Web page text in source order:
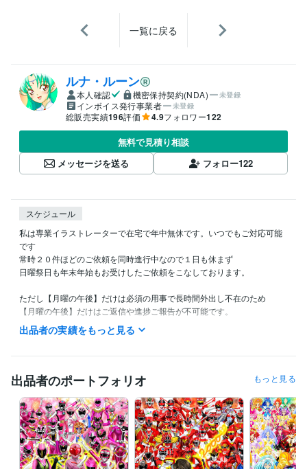
一覧に戻る
ルナ・ルーン
本人確認 機密保持契約(NDA) 未登録
インボイス発行事業者 未登録
総販売実績196評価 4.9フォロワー122
無料で見積り相談
メッセージを送る
フォロー122
スケジュール
私は専業イラストレーターで在宅で年中無休です。いつでもご対応可能
です
常時２０件ほどのご依頼を同時進行中なので１日も休まず
日曜祭日も年末年始もお受けしたご依頼をこなしております。
ただし【月曜の午後】だけは必須の用事で長時間外出し不在のため
【月曜の午後】だけはご返信や進捗ご報告が不可能です。
また私の生活は体調によって夜型だったり昼型だったり変化し不規則で
ご理解いただけますと幸いです。
受賞歴
ネットでイラスト＆コミック公開
プログラミング言語・フレームワーク
COBOL:1年
出品者の実績をもっと見る
出品者のポートフォリオ もっと見る